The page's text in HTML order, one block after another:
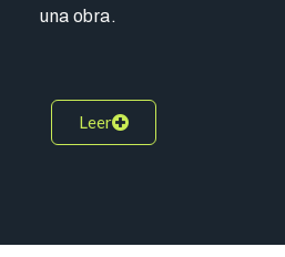
una obra.
Leer